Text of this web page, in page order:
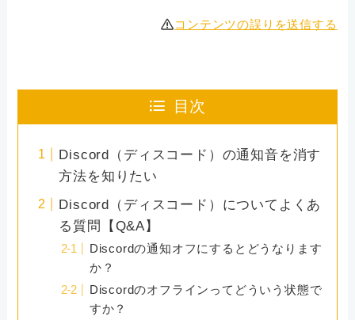
コンテンツの誤りを送信する
目次
Discord（ディスコード）の通知音を消す
方法を知りたい
Discord（ディスコード）についてよくあ
る質問【Q&A】
Discordの通知オフにするとどうなります
か？
Discordのオフラインってどういう状態で
すか？